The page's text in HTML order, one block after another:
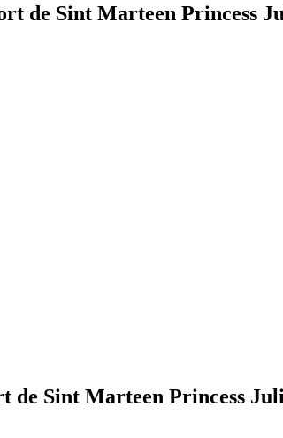
de Sint Marteen Princess
de Sint Marteen Princess